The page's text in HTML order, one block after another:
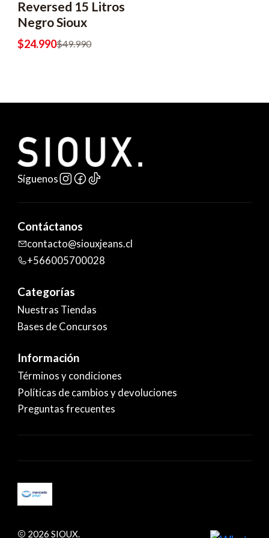
Reversed 15 Litros
Negro Sioux
$24.990$49.990
Síguenos
Contáctanos
contacto@siouxjeans.cl
+566005700028
Categorías
Nuestras Tiendas
Bases de Concursos
Información
Términos y condiciones
Políticas de cambios y devoluciones
Preguntas frecuentes
2026 SIOUX.